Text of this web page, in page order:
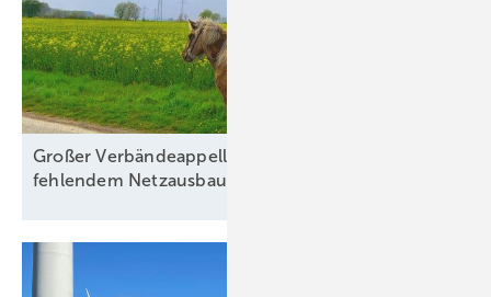
Großer Verbändeappell an Politik wegen
fehlendem Netzausbau